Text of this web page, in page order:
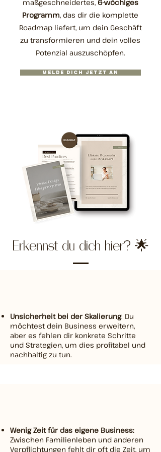
maßgeschneidertes, 6-wöchiges
Programm, das dir die komplette
Roadmap liefert, um dein Geschäft
zu transformieren und dein volles
Potenzial auszuschöpfen.
Melde dich jetzt an
Erkennst du dich hier? 🌟
Unsicherheit bei der Skalierung: Du
möchtest dein Business erweitern,
aber es fehlen dir konkrete Schritte
und Strategien, um dies profitabel und
nachhaltig zu tun.
Wenig Zeit für das eigene Business:
Zwischen Familienleben und anderen
Verpflichtungen fehlt dir oft die Zeit, um